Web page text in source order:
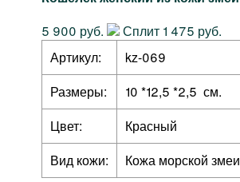
5 900 руб.
Сплит 1 475 руб.
Артикул:
kz-069
Размеры:
10 *12,5 *2,5 см.
Цвет:
Красный
Вид кожи:
Кожа морской змеи